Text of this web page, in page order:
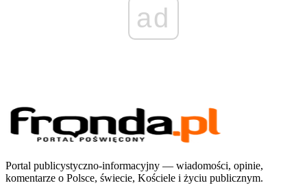
ad
Portal publicystyczno-informacyjny — wiadomości, opinie,
komentarze o Polsce, świecie, Kościele i życiu publicznym.